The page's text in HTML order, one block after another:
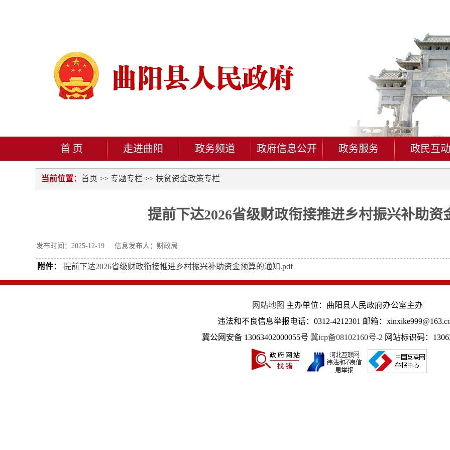
首 页 走进曲阳 政务频道 政府信息公开 政务服务 政民互动
当前位置： 首页 >> 专题专栏 >> 扶贫资金政策专栏
提前下达2026省级财政衔接推进乡村振兴补助资
发布时间：2025-12-19 信息发布人：财政局
附件： 提前下达2026省级财政衔接推进乡村振兴补助资金预算的通知.pdf
网站地图 主办单位：曲阳县人民政府办公室主办
违法和不良信息举报电话：0312-4212301 邮箱：
冀公网安备 13063402000055号 冀icp备08102160号-2 网站标识码：